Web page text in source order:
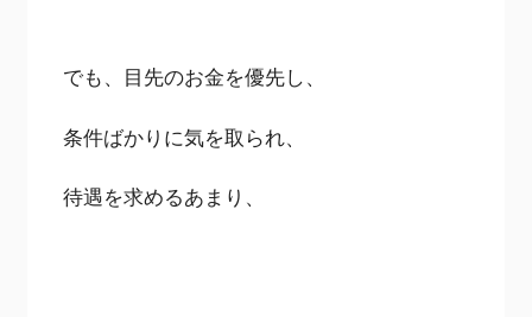
でも、目先のお金を優先し、
条件ばかりに気を取られ、
待遇を求めるあまり、